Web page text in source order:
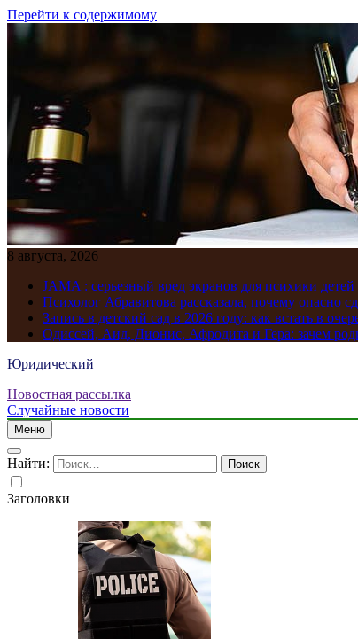
Перейти к содержимому
8 августа, 2026
JAMA : серьезный вред экранов для психики
Психолог Абравитова рассказала, почему опасно
Запись в детский сад в 2026 году: как встать в
Одиссей, Аид, Дионис, Афродита и Гера: зачем
Юридический
Новостная рассылка
Случайные новости
Меню
Найти:
Заголовки